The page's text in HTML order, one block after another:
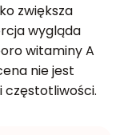
zwiększa
wygląda
witaminy A
nie jest
częstotliwości.